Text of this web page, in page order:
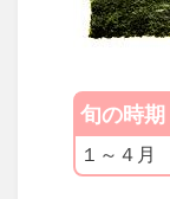
旬の時期
１～４月